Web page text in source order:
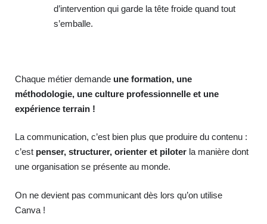
d’intervention qui garde la tête froide quand tout
s’emballe.
Chaque métier demande une formation, une
méthodologie, une culture professionnelle et une
expérience terrain !
La communication, c’est bien plus que produire du contenu :
c’est penser, structurer, orienter et piloter la manière dont
une organisation se présente au monde.
On ne devient pas communicant dès lors qu’on utilise
Canva !